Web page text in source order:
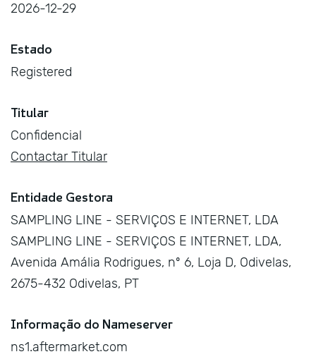
2026-12-29
Estado
Registered
Titular
Confidencial
Contactar Titular
Entidade Gestora
SAMPLING LINE - SERVIÇOS E INTERNET, LDA
SAMPLING LINE - SERVIÇOS E INTERNET, LDA,
Avenida Amália Rodrigues, nº 6, Loja D, Odivelas,
2675-432 Odivelas, PT
Informação do Nameserver
ns1.aftermarket.com